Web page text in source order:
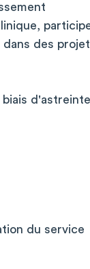
des
du service